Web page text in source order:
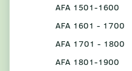
AFA 1501-1600
AFA 1601 - 1700
AFA 1701 - 1800
AFA 1801-1900